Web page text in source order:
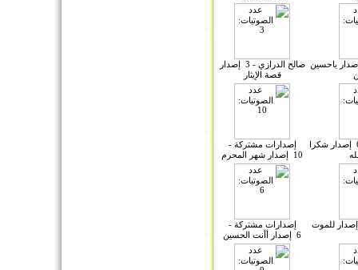
القطري - 3 إصدار ياحسين
صالح الدرازي - 3 إصدار
قصة الإيثار
قحطان البديري - 6 إصدار شكرا
إصدارات مشتركة -
10 إصدار شهر المحرم
إصدارات مشتركة -
6 إصدار أأنت الحسين